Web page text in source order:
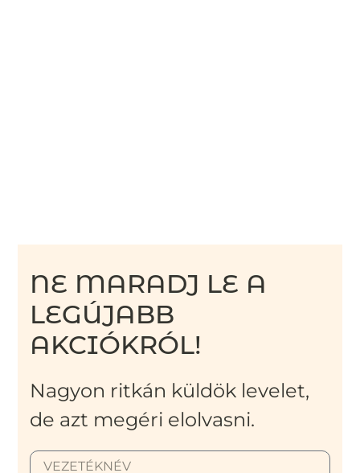
NE MARADJ LE A
LEGÚJABB
AKCIÓKRÓL!
Nagyon ritkán küldök levelet,
de azt megéri elolvasni.